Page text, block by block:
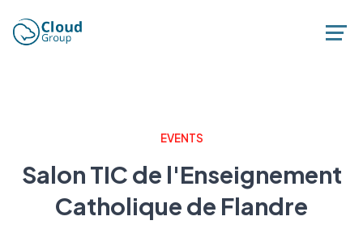
EVENTS
Salon TIC de l'Enseignement
Catholique de Flandre